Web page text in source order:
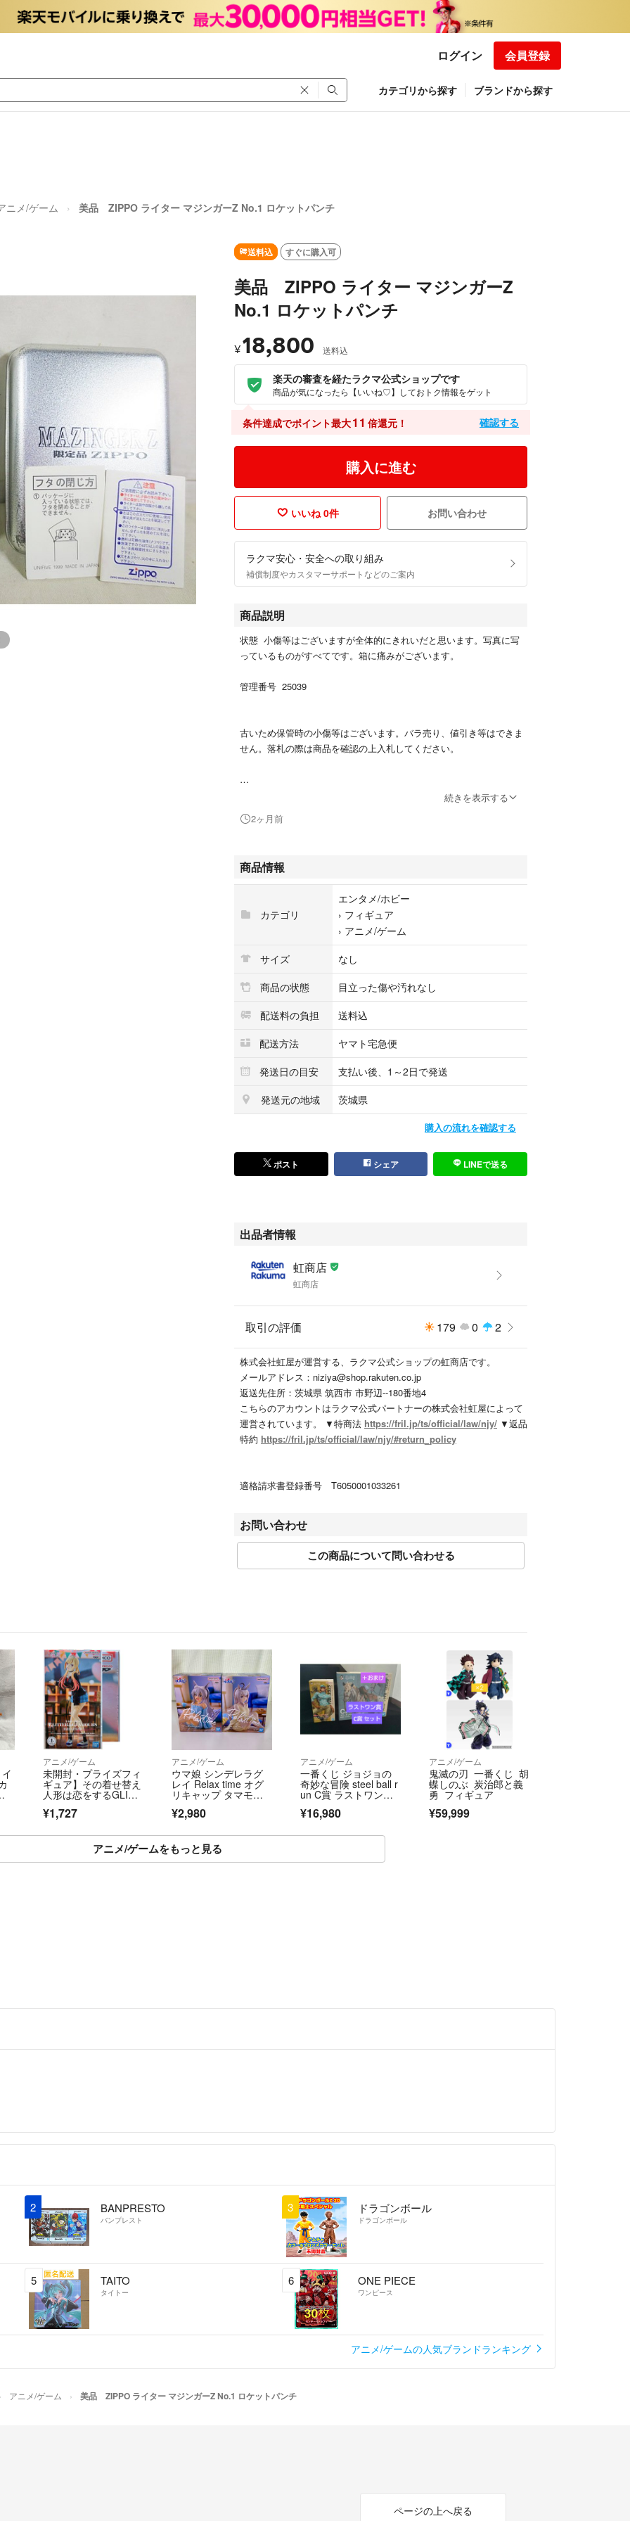
ログイン 会員登録
カテゴリから探す ブランドから探す
ニメ/ゲーム 美品 ZIPPO ライター マジンガーZ No.1 ロケットパンチ
送料込 すぐに購入可
美品 ZIPPO ライター マジンガーZ
No.1 ロケットパンチ
¥18,800 送料込
楽天の審査を経たラクマ公式ショップです
商品が気になったら【いいね♡】しておトク情報をゲット
条件達成でポイント最大11 倍還元！ 確認する
購入に進む
いいね 0件 お問い合わせ
ラクマ安心・安全への取り組み
補償制度やカスタマーサポートなどのご案内
商品説明
状態 小傷等はございますが全体的にきれいだと思います。写真に写
っているものがすべてです。箱に痛みがございます。
管理番号 25039
古いため保管時の小傷等はございます。バラ売り、値引き等はできま
せん。落札の際は商品を確認の上入札してください。
「※現品撮影ですのでこちらの商品をお届け致します」続きを表示する
2ヶ月前
商品情報
カテゴリ
エンタメ/ホビー
› フィギュア
› アニメ/ゲーム
サイズ
なし
商品の状態
目立った傷や汚れなし
配送料の負担
送料込
配送方法
ヤマト宅急便
発送日の目安
支払い後、1～2日で発送
発送元の地域
茨城県
購入の流れを確認する
ポスト シェア LINEで送る
出品者情報
虹商店
虹商店
取引の評価 179 0 2
株式会社虹屋が運営する、ラクマ公式ショップの虹商店です。
メールアドレス：niziya@shop.rakuten.co.jp
返送先住所：茨城県 筑西市 市野辺--180番地4
こちらのアカウントはラクマ公式パートナーの株式会社虹屋によって
運営されています。 ▼特商法 https://fril.jp/ts/official/law/njy/ ▼返品
特約 https://fril.jp/ts/official/law/njy/#return_policy
適格請求書登録番号 T6050001033261
お問い合わせ
この商品について問い合わせる
アニメ/ゲーム
未開封・プライズフィ
ギュア】その着せ替え
人形は恋をするGLITT
ER&GLAMOURS喜多
川海夢 文化祭ver
¥1,727
アニメ/ゲーム
ウマ娘 シンデレラグ
レイ Relax time オグ
リキャップ タマモク
ロス フィギュア 2種セ
ット
¥2,980
アニメ/ゲーム
一番くじ ジョジョの
奇妙な冒険 steel ball r
un C賞 ラストワン
賞 セット ＋おまけ
¥16,980
アニメ/ゲーム
鬼滅の刃 一番くじ 胡
蝶しのぶ 炭治郎と義
勇 フィギュア
¥59,999
アニメ/ゲームをもっと見る
2 BANPRESTO
バンプレスト
3 ドラゴンボール
ドラゴンボール
5 TAITO
タイトー
6 ONE PIECE
ワンピース
アニメ/ゲームの人気ブランドランキング
アニメ/ゲーム 美品 ZIPPO ライター マジンガーZ No.1 ロケットパンチ
ページの上へ戻る